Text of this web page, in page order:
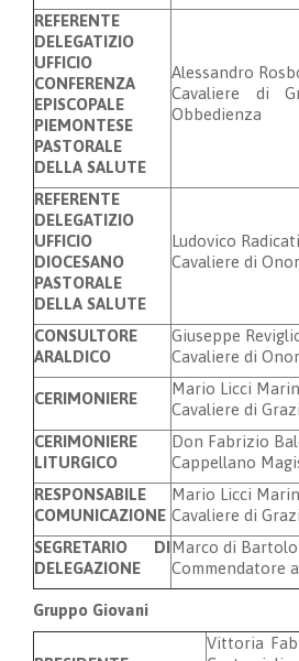
REFERENTE
DELEGATIZIO
UFFICIO
CONFERENZA
EPISCOPALE
PIEMONTESE
PASTORALE
DELLA SALUTE
Alessandro
Cavaliere di
Obbedienza
REFERENTE
DELEGATIZIO
UFFICIO
DIOCESANO
PASTORALE
DELLA SALUTE
Ludovico
Cavaliere di
CONSULTORE
ARALDICO
Giuseppe
Cavaliere di
CERIMONIERE
Mario Licci
Cavaliere di
CERIMONIERE
LITURGICO
Don Fabrizio
Cappellano
RESPONSABILE
COMUNICAZIONE
Mario Licci
Cavaliere di
SEGRETARIO DI
DELEGAZIONE
Marco di Bartolo
Commendatore
Gruppo Giovani
Vittoria